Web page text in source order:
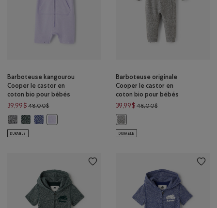
Barboteuse kangourou
Cooper le castor en
coton bio pour bébés
39,99$ 48,00$Prix réduit de 48,00$ à 39,99$
Barboteuse kangourou Cooper le castor en coton bio pour bébés: SEL
Barboteuse kangourou Cooper le castor en coton bio pour bébés:
Barboteuse kangourou Cooper le castor en coton bio pour
Barboteuse kangourou Cooper le castor en coton bio pour
DURABLE
Barboteuse originale
Cooper le castor en
coton bio pour bébés
39,99$ 48,00$Prix réduit de 48,00$
Barboteuse originale Cooper le
DURABLE